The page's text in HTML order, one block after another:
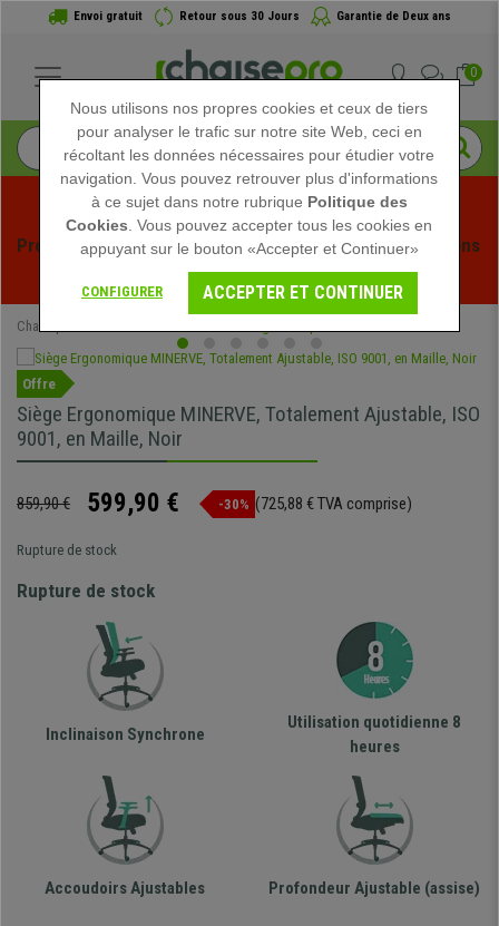
Envoi gratuit Retour sous 30 Jours Garantie de Deux ans
0
Profitez des soldes d'été chez Chaisepro ! Des réductions
exclusives pour une durée limitée - Voir l'offre
Chaisepro
Offre
Siège Ergonomique MINERVE, Totalement Ajustable, ISO
9001, en Maille, Noir
859,90 € 599,90 € -30% (725,88 € TVA comprise)
Rupture de stock
Rupture de stock
Inclinaison Synchrone
Utilisation quotidienne 8
heures
Accoudoirs Ajustables Profondeur Ajustable (assise)
Nous utilisons nos propres cookies et ceux de tiers
pour analyser le trafic sur notre site Web, ceci en
récoltant les données nécessaires pour étudier votre
navigation. Vous pouvez retrouver plus d'informations
à ce sujet dans notre rubrique Politique des
Cookies . Vous pouvez accepter tous les cookies en
appuyant sur le bouton «Accepter et Continuer»
CONFIGURER ACCEPTER ET CONTINUER